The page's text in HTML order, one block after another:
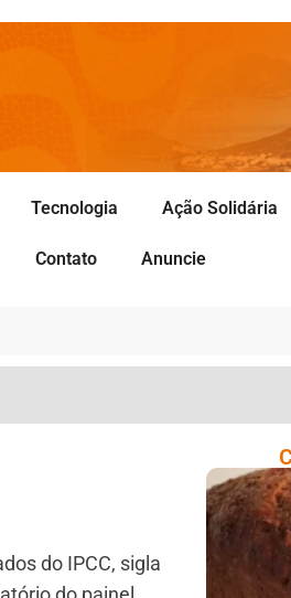
Tecnologia Ação Solidária
Contato Anuncie
do IPCC, sigla